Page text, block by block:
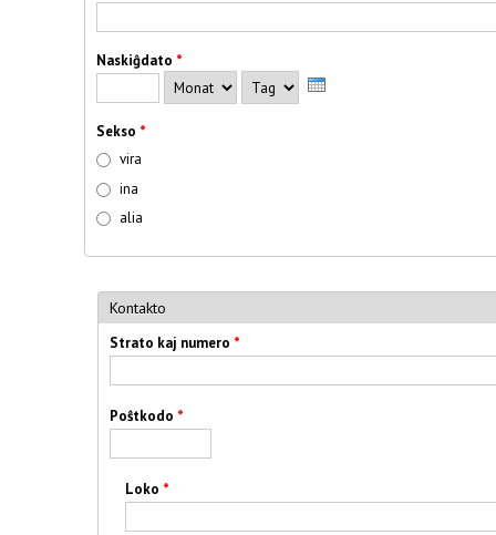
Naskiĝdato *
Monat Tag
Sekso *
vira
ina
alia
Kontakto
Strato kaj numero *
Poŝtkodo *
Loko *